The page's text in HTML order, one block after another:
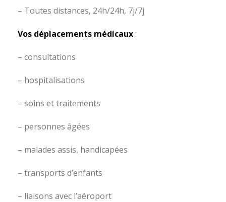
– Toutes distances, 24h/24h, 7j/7j
Vos déplacements médicaux:
– consultations
– hospitalisations
– soins et traitements
– personnes âgées
– malades assis, handicapées
– transports d’enfants
– liaisons avec l’aéroport